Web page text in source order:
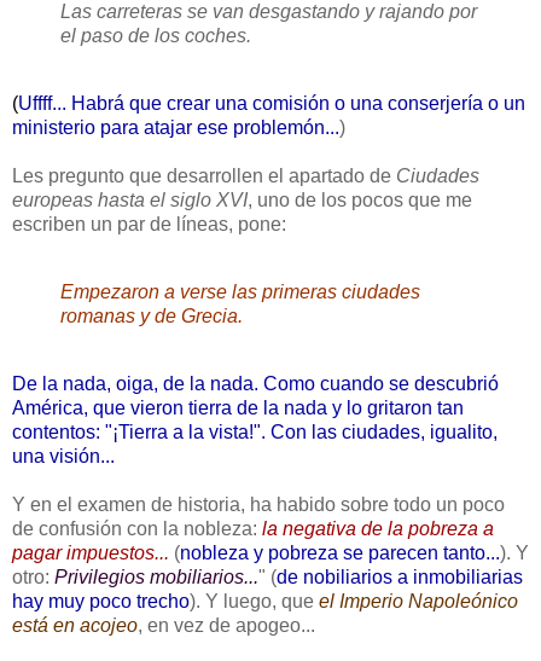
Las carreteras se van desgastando y rajando por
el paso de los coches.
(Uffff... Habrá que crear una comisión o una conserjería o un
ministerio para atajar ese problemón...)
Les pregunto que desarrollen el apartado de Ciudades
europeas hasta el siglo XVI, uno de los pocos que me
escriben un par de líneas, pone:
Empezaron a verse las primeras ciudades
romanas y de Grecia.
De la nada, oiga, de la nada. Como cuando se descubrió
América, que vieron tierra de la nada y lo gritaron tan
contentos: "¡Tierra a la vista!". Con las ciudades, igualito,
una visión...
Y en el examen de historia, ha habido sobre todo un poco
de confusión con la nobleza: la negativa de la pobreza a
pagar impuestos... (nobleza y pobreza se parecen tanto...). Y
otro: Privilegios mobiliarios..." (de nobiliarios a inmobiliarias
hay muy poco trecho). Y luego, que el Imperio Napoleónico
está en acojeo, en vez de apogeo...